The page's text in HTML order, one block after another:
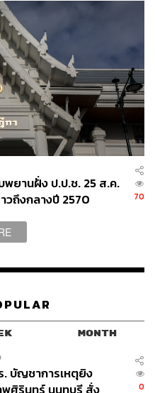
ยานฝั่ง ป.ป.ช. 25 ส.ค.
ถึงกลางปี 2570
70
MONTH
. บัญชาการเหตุยิง
0